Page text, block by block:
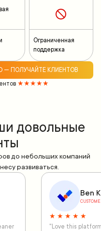
Ограниченная
поддержка
— ПОЛУЧАЙТЕ КЛИЕНТОВ
★★★★★
довольные
до небольших компаний
развиваться.
Ben
★ ★ ★ ★ ★
"Love this